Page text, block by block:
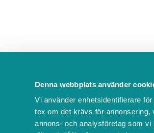
Denna webbplats använder
Vi använder enhetsidentifierare
tex om det krävs för annonsering,
annons- och analysföretag som